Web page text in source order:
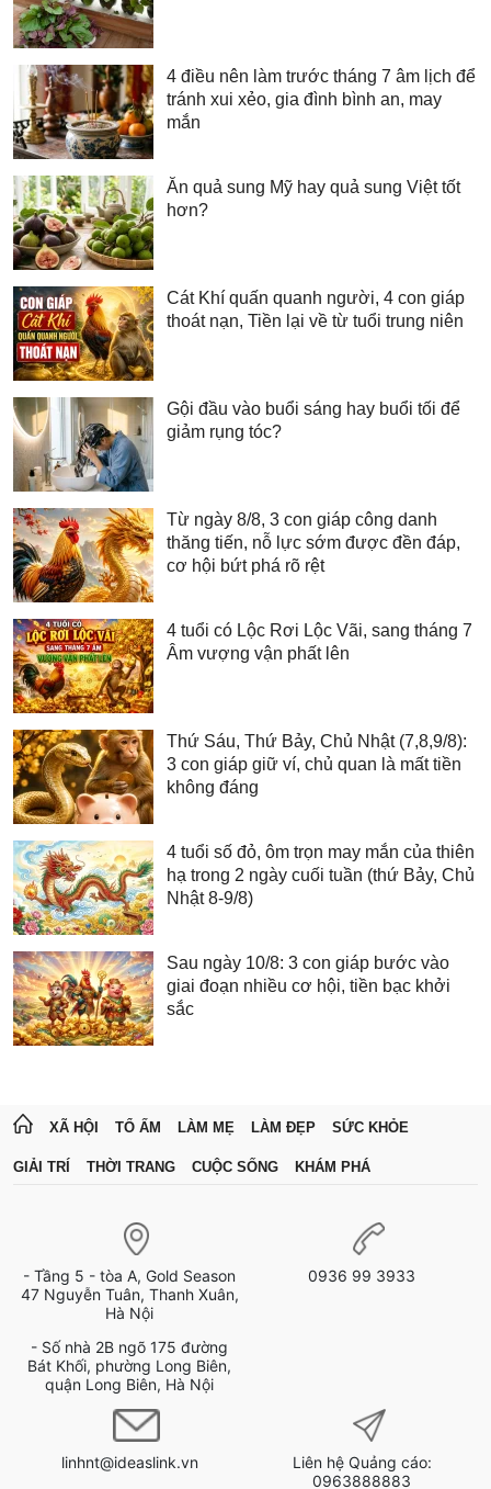
4 điều nên làm trước tháng 7 âm lịch để
tránh xui xẻo, gia đình bình an, may
mắn
Ăn quả sung Mỹ hay quả sung Việt tốt
hơn?
Cát Khí quấn quanh người, 4 con giáp
thoát nạn, Tiền lại về từ tuổi trung niên
Gội đầu vào buổi sáng hay buổi tối để
giảm rụng tóc?
Từ ngày 8/8, 3 con giáp công danh
thăng tiến, nỗ lực sớm được đền đáp,
cơ hội bứt phá rõ rệt
4 tuổi có Lộc Rơi Lộc Vãi, sang tháng 7
Âm vượng vận phất lên
Thứ Sáu, Thứ Bảy, Chủ Nhật (7,8,9/8):
3 con giáp giữ ví, chủ quan là mất tiền
không đáng
4 tuổi số đỏ, ôm trọn may mắn của thiên
hạ trong 2 ngày cuối tuần (thứ Bảy, Chủ
Nhật 8-9/8)
Sau ngày 10/8: 3 con giáp bước vào
giai đoạn nhiều cơ hội, tiền bạc khởi
sắc
XÃ HỘI TỔ ẤM LÀM MẸ LÀM ĐẸP SỨC KHỎE
GIẢI TRÍ THỜI TRANG CUỘC SỐNG KHÁM PHÁ
- Tầng 5 - tòa A, Gold Season
47 Nguyễn Tuân, Thanh Xuân,
Hà Nội
- Số nhà 2B ngõ 175 đường
Bát Khối, phường Long Biên,
quận Long Biên, Hà Nội
0936 99 3933
linhnt@ideaslink.vn
Liên hệ Quảng cáo:
0963888883